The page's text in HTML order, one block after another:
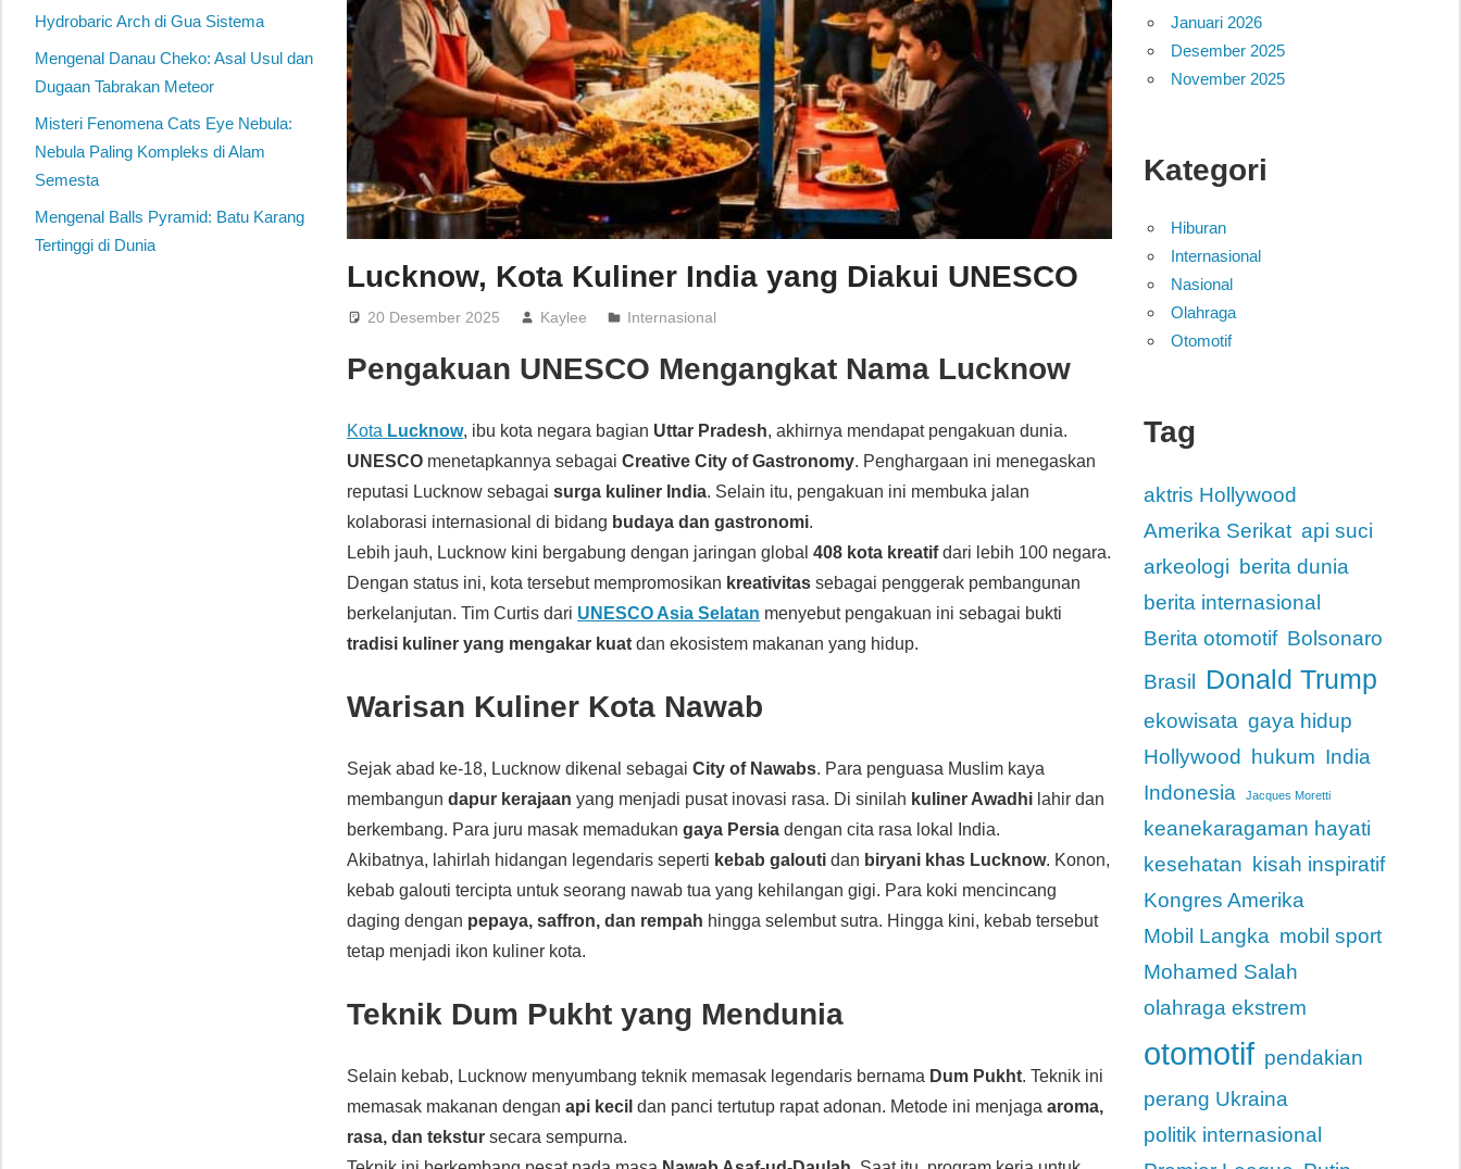
Lucknow, Kota Kuliner India yang Diakui UNESCO
20 Desember 2025 Kaylee Internasional
Pengakuan UNESCO Mengangkat Nama Lucknow
Kota Lucknow, ibu kota negara bagian Uttar Pradesh, akhirnya mendapat pengakuan dunia.
UNESCO menetapkannya sebagaiCreative City of Gastronomy. Penghargaan ini menegaskan
reputasi Lucknow sebagaisurga kuliner India. Selain itu, pengakuan ini membuka jalan
kolaborasi internasional di bidang budaya dan gastronomi.
Lebih jauh, Lucknow kini bergabung dengan jaringan global408 kota kreatifdari lebih 100 negara.
Dengan status ini, kota tersebut mempromosikan kreativitas sebagai penggerak pembangunan
berkelanjutan. Tim Curtis dari UNESCO Asia Selatan menyebut pengakuan ini sebagai bukti
tradisi kuliner yang mengakar kuat dan ekosistem makanan yang hidup.
Warisan Kuliner Kota Nawab
Sejak abad ke-18, Lucknow dikenal sebagaiCity of Nawabs. Para penguasa Muslim kaya
membangundapur kerajaan yang menjadi pusat inovasi rasa. Di sinilah kuliner Awadhi lahir dan
berkembang. Para juru masak memadukangaya Persia dengan cita rasa lokal India.
Akibatnya, lahirlah hidangan legendaris seperti kebab galouti dan biryani khas Lucknow. Konon,
kebab galouti tercipta untuk seorang nawab tua yang kehilangan gigi. Para koki mencincang
daging dengan pepaya, saffron, dan rempah hingga selembut sutra. Hingga kini, kebab tersebut
tetap menjadi ikon kuliner kota.
Teknik Dum Pukht yang Mendunia
Selain kebab, Lucknow menyumbang teknik memasak legendaris bernama Dum Pukht. Teknik ini
memasak makanan denganapi kecil dan panci tertutup rapat adonan. Metode ini menjagaaroma,
rasa, dan tekstur secara sempurna.
Hydrobaric Arch di Gua Sistema
Mengenal Danau Cheko: Asal Usul dan
Dugaan Tabrakan Meteor
Misteri Fenomena Cats Eye Nebula:
Nebula Paling Kompleks di Alam
Semesta
Mengenal Balls Pyramid: Batu Karang
Tertinggi di Dunia
Januari 2026
Desember 2025
November 2025
Kategori
Hiburan
Internasional
Nasional
Olahraga
Otomotif
Tag
aktris Hollywood
Amerika Serikat api suci
arkeologi berita dunia
berita internasional
Berita otomotif Bolsonaro
Brasil
Donald Trump
ekowisata gaya hidup
Hollywood
hukum India
Indonesia
Jacques Moretti
keanekaragaman hayati
kesehatan
kisah inspiratif
Kongres Amerika
Mobil Langka mobil sport
Mohamed Salah
olahraga ekstrem
otomotif pendakian
perang Ukraina
politik internasional